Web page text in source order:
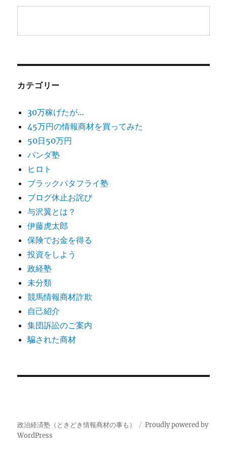
カテゴリー
30万稼げたが…
45万円の情報商材を買ってみた
50日50万円
パンダ塾
ヒロト
ブラックバタフライ塾
ブログ休止お詫び
与沢翼とは？
伊藤虎太郎
保険でお金を得る
投資をしよう
政経塾
未分類
競馬情報商材詐欺
自己紹介
集団訴訟のご案内
騙された商材
政治経済塾（ときどき情報商材の事も）
Proudly powered by
WordPress